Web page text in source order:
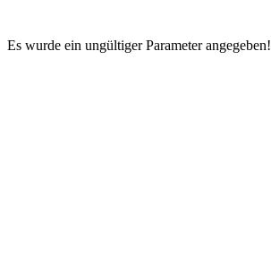
Es wurde ein ungültiger Parameter angegeben!